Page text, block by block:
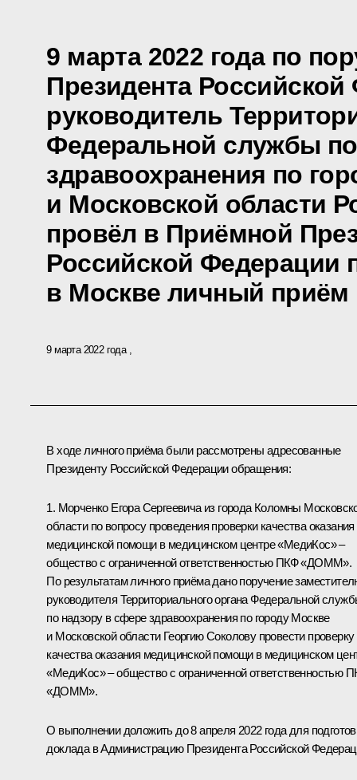
9 марта 2022 года по
Президента
руководитель
Федеральной службы
здравоохранения по
и Московской области
провёл в Приёмной
Российской Федерации
в Москве личный приём
9 марта 2022 года
В ходе личного приёма были рассмотрены адресованные
Президенту Российской Федерации обращения:
1. Морченко Егора Сергеевича из города Коломны
области по вопросу проведения проверки качества оказания
медицинской помощи в медицинском центре «МедиКос» –
общество с ограниченной ответственностью ПКФ «ДОММ».
По результатам личного приёма дано поручение
руководителя Территориального органа Федеральной
по надзору в сфере здравоохранения по городу Москве
и Московской области Георгию Соколову провести проверку
качества оказания медицинской помощи в медицинском
«МедиКос» – общество с ограниченной ответственностью
«ДОММ».
О выполнении доложить до 8 апреля 2022 года для
доклада в Администрацию Президента Российской